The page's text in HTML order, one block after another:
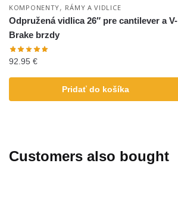
KOMPONENTY, RÁMY A VIDLICE
Odpružená vidlica 26″ pre cantilever a V-
Brake brzdy
92.95 €
Pridať do košíka
Customers also bought